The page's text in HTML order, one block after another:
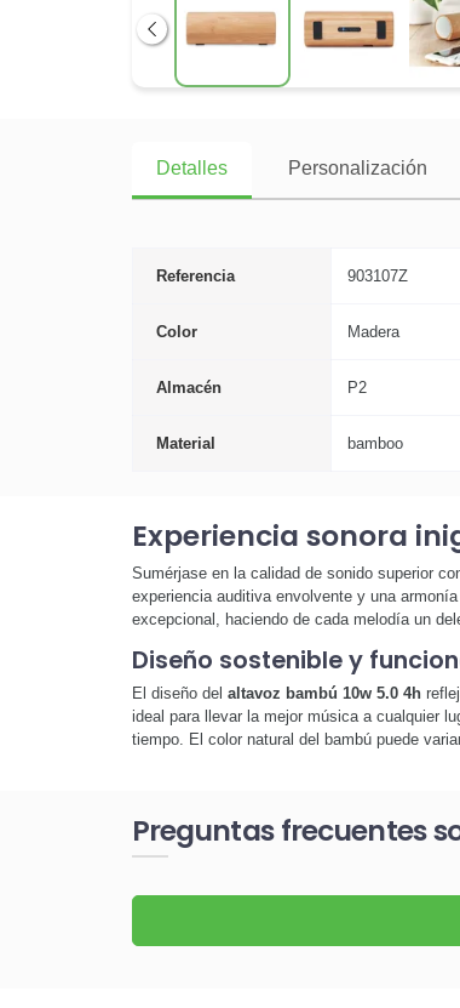
Anterior
Detalles Personalización
Referencia 903107Z
Color Madera
Almacén P2
Material bamboo
Experiencia sonora
Sumérjase en la calidad de sonido superior
experiencia auditiva envolvente y una
excepcional, haciendo de cada melodía un
Diseño sostenible y
El diseño del altavoz bambú 10w 5.0 4h
ideal para llevar la mejor música a cualquier
tiempo. El color natural del bambú puede
Preguntas frecuentes